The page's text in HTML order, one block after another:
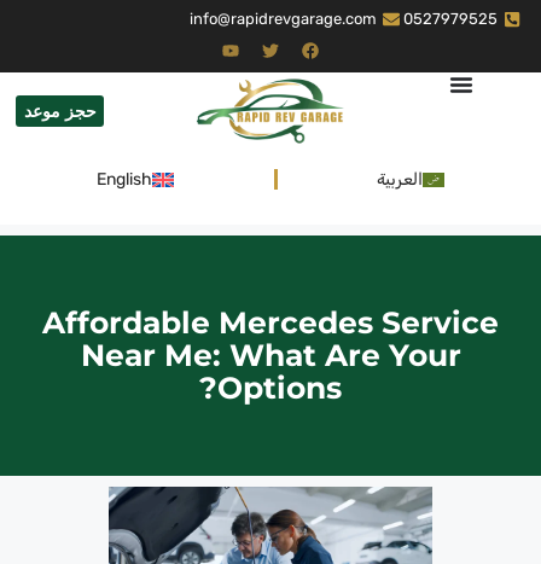
0527979525
info@rapidrevgarage.com
حجز موعد
العربية English
Affordable Mercedes Service
Near Me: What Are Your
Options?